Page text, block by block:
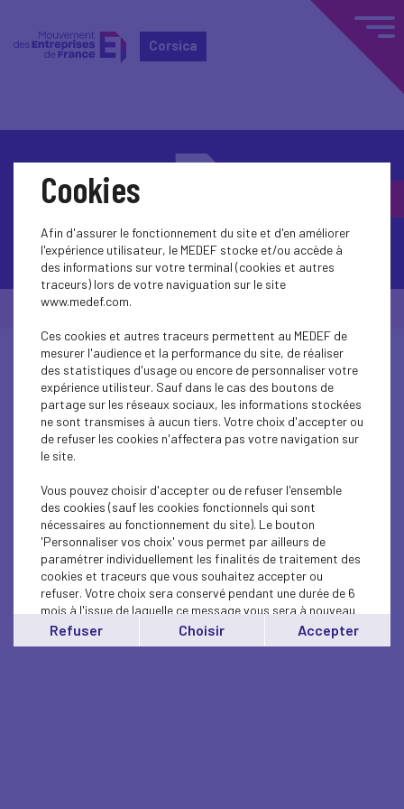
Corsica
Contactez-nous
© Medef Corsica 2026 -
Cookies
Afin d'assurer le fonctionnement du site et d'en améliorer
l'expérience utilisateur, le MEDEF stocke et/ou accède à
des informations sur votre terminal (cookies et autres
traceurs) lors de votre naviguation sur le site
www.medef.com.
Ces cookies et autres traceurs permettent au MEDEF de
mesurer l'audience et la performance du site, de réaliser
des statistiques d'usage ou encore de personnaliser votre
expérience utilisteur. Sauf dans le cas des boutons de
partage sur les réseaux sociaux, les informations stockées
ne sont transmises à aucun tiers. Votre choix d'accepter ou
de refuser les cookies n'affectera pas votre navigation sur
le site.
Vous pouvez choisir d'accepter ou de refuser l'ensemble
des cookies (sauf les cookies fonctionnels qui sont
nécessaires au fonctionnement du site). Le bouton
'Personnaliser vos choix' vous permet par ailleurs de
paramétrer individuellement les finalités de traitement des
cookies et traceurs que vous souhaitez accepter ou
refuser. Votre choix sera conservé pendant une durée de 6
mois à l'issue de laquelle ce message vous sera à nouveau
affiché..
Vous pouvez modifier votre choix à tout moment en
Refuser Choisir Accepter